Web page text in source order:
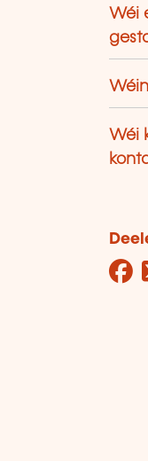
Wéi
Wéi